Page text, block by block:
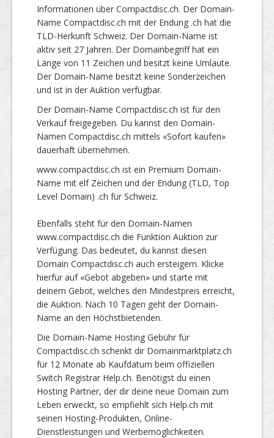
Informationen über Compactdisc.ch. Der Domain-
Name Compactdisc.ch mit der Endung .ch hat die
TLD-Herkunft Schweiz. Der Domain-Name ist
aktiv seit 27 Jahren. Der Domainbegriff hat ein
Länge von 11 Zeichen und besitzt keine Umlaute.
Der Domain-Name besitzt keine Sonderzeichen
und ist in der Auktion verfügbar.
Der Domain-Name Compactdisc.ch ist für den
Verkauf freigegeben. Du kannst den Domain-
Namen Compactdisc.ch mittels «Sofort kaufen»
dauerhaft übernehmen.
www.compactdisc.ch ist ein Premium Domain-
Name mit elf Zeichen und der Endung (TLD, Top
Level Domain) .ch für Schweiz.
Ebenfalls steht für den Domain-Namen
www.compactdisc.ch die Funktion Auktion zur
Verfügung. Das bedeutet, du kannst diesen
Domain Compactdisc.ch auch ersteigern. Klicke
hierfür auf «Gebot abgeben» und starte mit
deinem Gebot, welches den Mindestpreis erreicht,
die Auktion. Nach 10 Tagen geht der Domain-
Name an den Höchstbietenden.
Die Domain-Name Hosting Gebühr für
Compactdisc.ch schenkt dir Domainmarktplatz.ch
für 12 Monate ab Kaufdatum beim offiziellen
Switch Registrar Help.ch. Benötigst du einen
Hosting Partner, der dir deine neue Domain zum
Leben erweckt, so empfiehlt sich Help.ch mit
seinen Hosting-Produkten, Online-
Dienstleistungen und Werbemöglichkeiten.